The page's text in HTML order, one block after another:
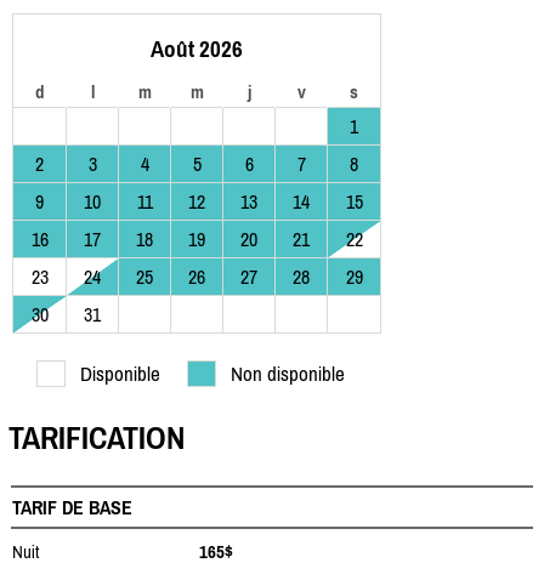
Août 2026
d l m m j v s
1
2
3 4 5 6 7
8
9
10 11 12 13 14
15
16
17 18 19 20 21
22
23
24 25 26 27 28
29
30
31
Disponible Non disponible
TARIFICATION
TARIF DE BASE
Nuit
165$